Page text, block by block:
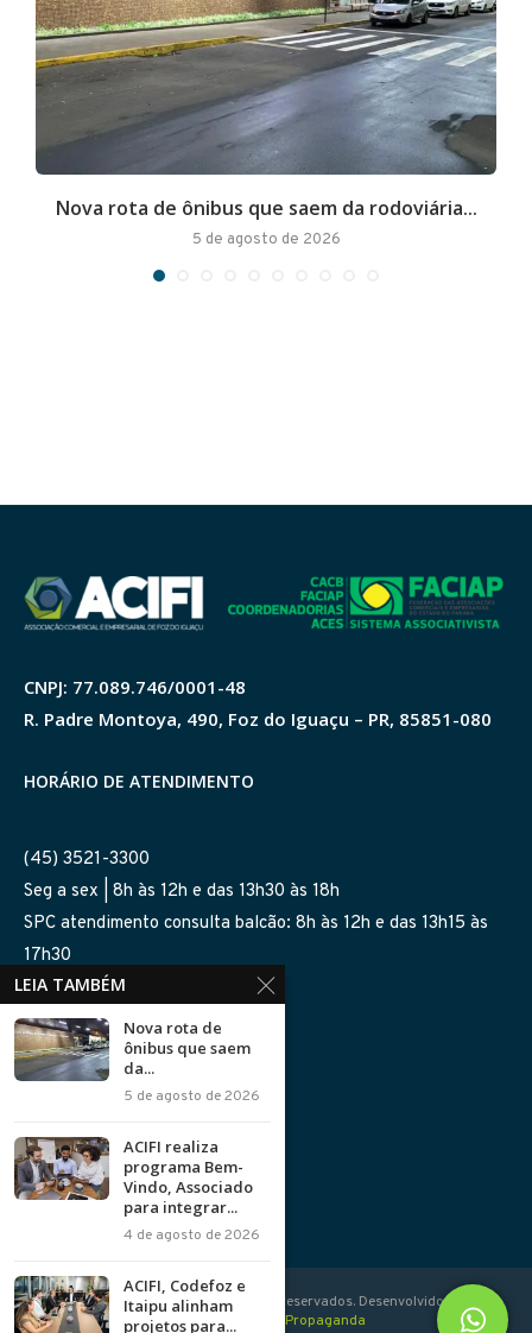
Nova rota de ônibus que saem da rodoviária...
5 de agosto de 2026
CNPJ: 77.089.746/0001-48
R. Padre Montoya, 490, Foz do Iguaçu – PR, 85851-080
HORÁRIO DE ATENDIMENTO
(45) 3521-3300
Seg a sex | 8h às 12h e das 13h30 às 18h
SPC atendimento consulta balcão: 8h às 12h e das 13h15 às
17h30
SIGA-NOS NAS REDES
Política de Privacidade
© 2020 - 2026 ACIFI - Todos direitos reservados. Desenvolvido com
porDona Jurema Propaganda
LEIA TAMBÉM
Nova rota de
ônibus que saem
da...
5 de agosto de 2026
ACIFI realiza
programa Bem-
Vindo, Associado
para integrar...
4 de agosto de 2026
ACIFI, Codefoz e
Itaipu alinham
projetos para...